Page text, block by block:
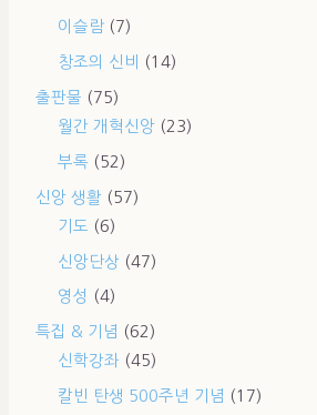
이슬람 (7)
창조의 신비 (14)
출판물 (75)
월간 개혁신앙 (23)
부록 (52)
신앙 생활 (57)
기도 (6)
신앙단상 (47)
영성 (4)
특집 & 기념 (62)
신학강좌 (45)
칼빈 탄생 500주년 기념 (17)